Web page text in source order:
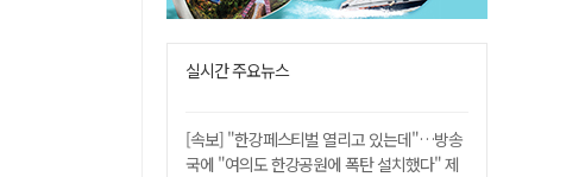
실시간 주요뉴스
[속보] "한강페스티벌 열리고 있는데"…방송
국에 "여의도 한강공원에 폭탄 설치했다" 제